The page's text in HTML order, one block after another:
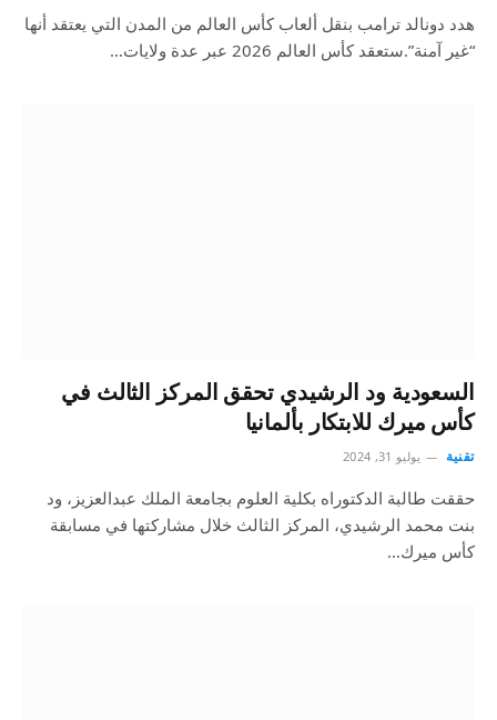
هدد دونالد ترامب بنقل ألعاب كأس العالم من المدن التي يعتقد أنها
“غير آمنة”.ستعقد كأس العالم 2026 عبر عدة ولايات…
السعودية ود الرشيدي تحقق المركز الثالث في
كأس ميرك للابتكار بألمانيا
تقنية يوليو 31, 2024
حققت طالبة الدكتوراه بكلية العلوم بجامعة الملك عبدالعزيز، ود
بنت محمد الرشيدي، المركز الثالث خلال مشاركتها في مسابقة
كأس ميرك…